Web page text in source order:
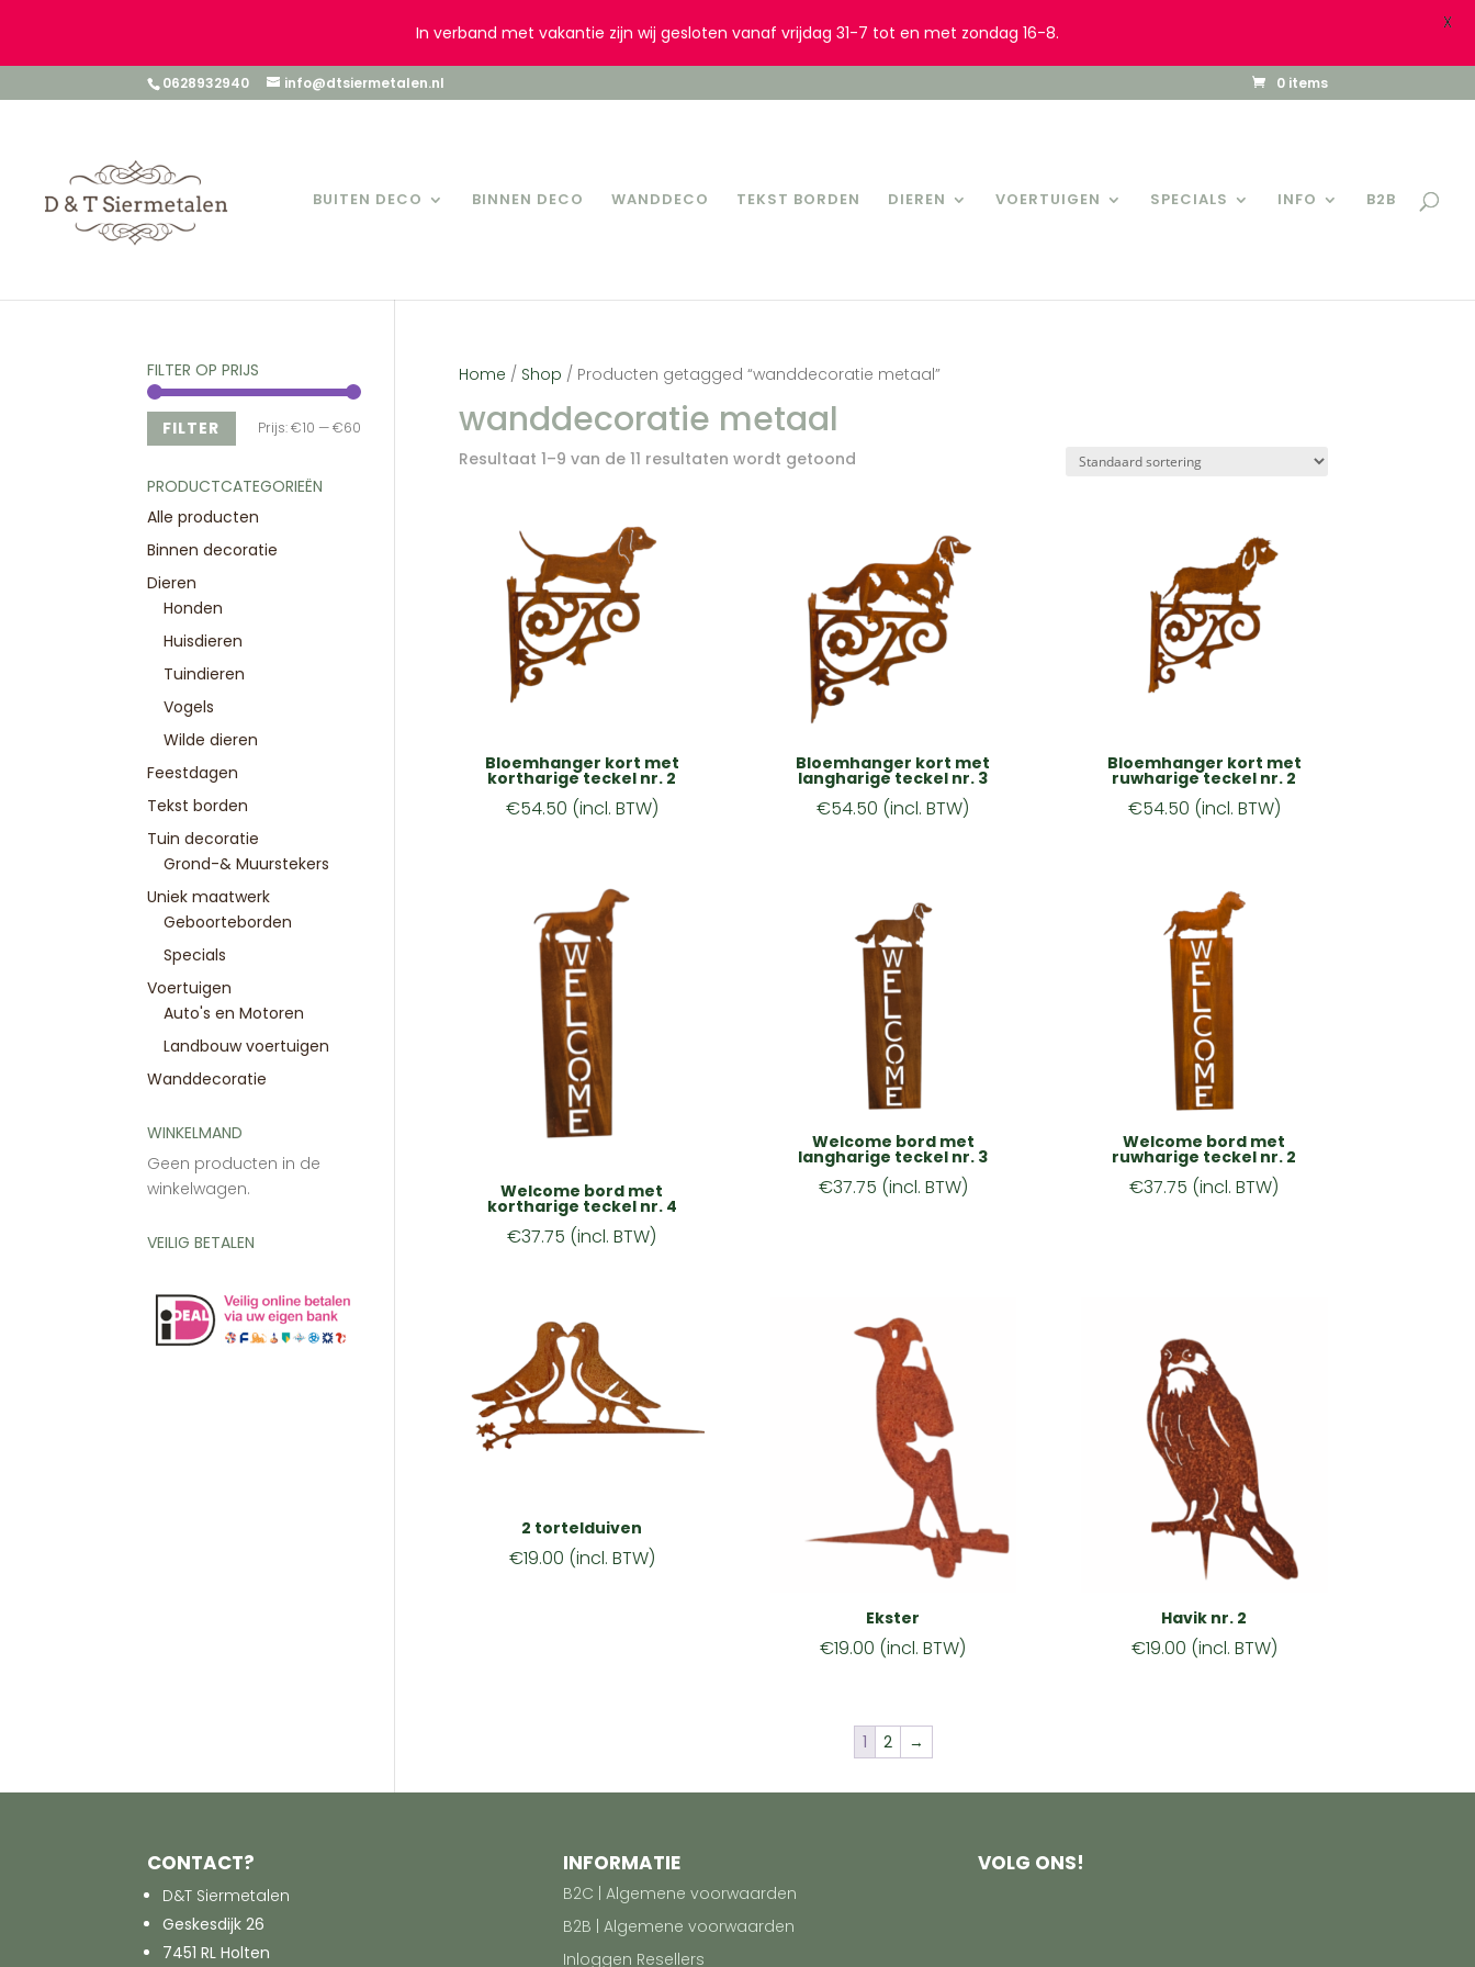
0628932940 info@dtsiermetalen.nl 0 items
BUITEN DECO BINNEN DECO WANDDECO TEKST BORDEN DIEREN VOERTUIGEN SPECIALS INFO B2B
Home / Shop / Producten getagged “wanddecoratie metaal”
wanddecoratie metaal
Resultaat 1–9 van de 11 resultaten wordt getoond
Bloemhanger kort met
kortharige teckel nr. 2
€54.50 (incl. BTW)
Bloemhanger kort met
langharige teckel nr. 3
€54.50 (incl. BTW)
Bloemhanger kort met
ruwharige teckel nr. 2
€54.50 (incl. BTW)
Welcome bord met
kortharige teckel nr. 4
€37.75 (incl. BTW)
Welcome bord met
langharige teckel nr. 3
€37.75 (incl. BTW)
Welcome bord met
ruwharige teckel nr. 2
€37.75 (incl. BTW)
2 tortelduiven
€19.00 (incl. BTW)
Ekster
€19.00 (incl. BTW)
Havik nr. 2
€19.00 (incl. BTW)
1 2 →
FILTER OP PRIJS
Min.
Max.
FILTER Prijs:€10 —€60
PRODUCTCATEGORIEËN
Alle producten
Binnen decoratie
Dieren
Honden
Huisdieren
Tuindieren
Vogels
Wilde dieren
Feestdagen
Tekst borden
Tuin decoratie
Grond-& Muurstekers
Uniek maatwerk
Geboorteborden
Specials
Voertuigen
Auto's en Motoren
Landbouw voertuigen
Wanddecoratie
WINKELMAND
Geen producten in de
winkelwagen.
VEILIG BETALEN
CONTACT?
D&T Siermetalen
Geskesdijk 26
7451 RL Holten
INFORMATIE
B2C | Algemene voorwaarden
B2B | Algemene voorwaarden
Inloggen Resellers
VOLG ONS!
In verband met vakantie zijn wij gesloten vanaf vrijdag 31-7 tot en met zondag 16-8. X